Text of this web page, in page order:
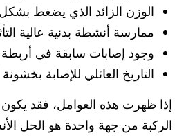
الوزن الزائد الذي يضغط
ممارسة أنشطة بدنية عالية
وجود إصابات سابقة في
التاريخ العائلي للإصابة
إذا ظهرت هذه العوامل، فقد
الركبة من جهة واحدة هو الحل